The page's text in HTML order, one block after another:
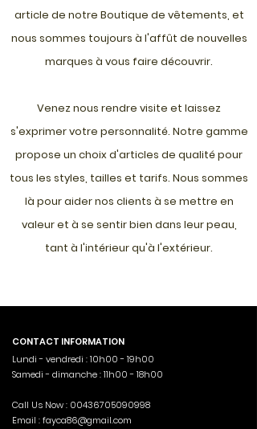
article de notre Boutique de vêtements, et
nous sommes toujours à l'affût de nouvelles
marques à vous faire découvrir.
Venez nous rendre visite et laissez
s'exprimer votre personnalité. Notre gamme
propose un choix d'articles de qualité pour
tous les styles, tailles et tarifs. Nous sommes
là pour aider nos clients à se mettre en
valeur et à se sentir bien dans leur peau,
tant à l'intérieur qu'à l'extérieur.
CONTACT INFORMATION
Lundi - vendredi : 10h00 - 19h00
Samedi - dimanche : 11h00 - 18h00
Call Us Now : 00436705090998
Email :fayca86@gmail.com